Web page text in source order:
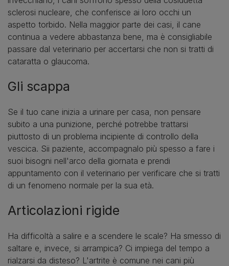
sclerosi nucleare, che conferisce ai loro occhi un
aspetto torbido. Nella maggior parte dei casi, il cane
continua a vedere abbastanza bene, ma è consigliabile
passare dal veterinario per accertarsi che non si tratti di
cataratta o glaucoma.
Gli scappa
Se il tuo cane inizia a urinare per casa, non pensare
subito a una punizione, perché potrebbe trattarsi
piuttosto di un problema incipiente di controllo della
vescica. Sii paziente, accompagnalo più spesso a fare i
suoi bisogni nell'arco della giornata e prendi
appuntamento con il veterinario per verificare che si tratti
di un fenomeno normale per la sua età.
Articolazioni rigide
Ha difficoltà a salire e a scendere le scale? Ha smesso di
saltare e, invece, si arrampica? Ci impiega del tempo a
rialzarsi da disteso? L'artrite è comune nei cani più